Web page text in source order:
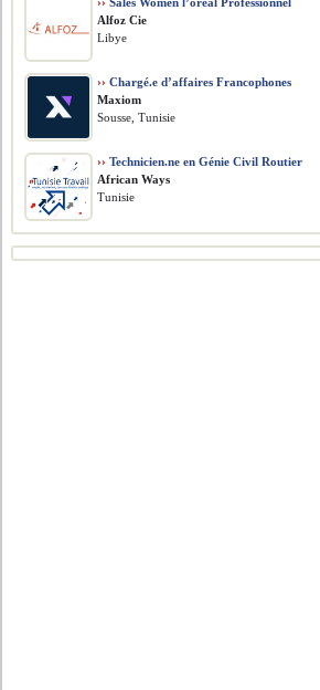
Alfoz Cie
Libye
›› Chargé.e d’affaires Francophones
Maxiom
Sousse, Tunisie
›› Technicien.ne en Génie Civil Routier
African Ways
Tunisie